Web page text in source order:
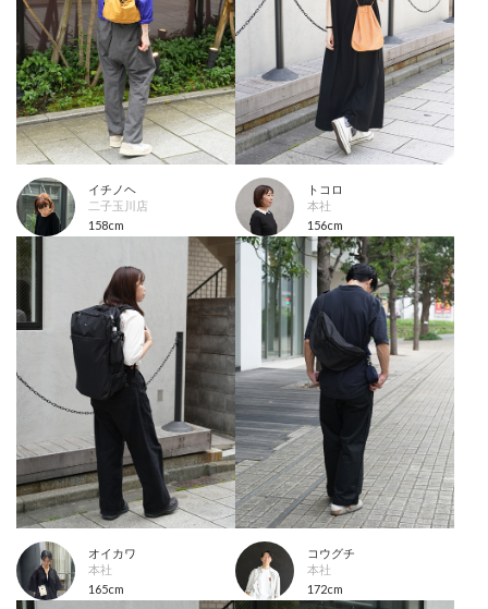
イチノヘ
二子玉川店
158cm
トコロ
本社
156cm
オイカワ
本社
165cm
コウグチ
本社
172cm